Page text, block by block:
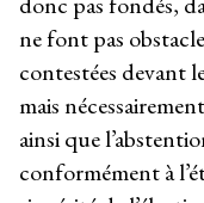
ne font pas
contestées devant
mais
ainsi que
conformément à